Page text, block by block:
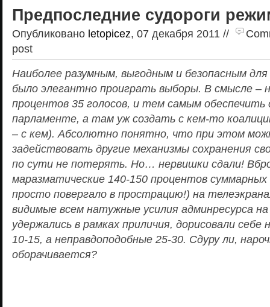
Предпоследние судороги
Опубликовано letopicez, 07 декабря 2011 //
post
Наиболее разумным, выгодным и безопасным
было элегантно проиграть выборы. В смысле –
процентов 35 голосов, и тем самым обеспечить
парламенте, а там уж создать с кем-то
– с кем). Абсолютно понятно, что при этом
задействовать другие механизмы сохранения
по сути не потерять. Но… нервишки сдали!
маразматические 140-150 процентов
просто повергало в прострацию!) на
видимые всем натужные усилия админресурса
удержались в рамках приличия, дорисовали
10-15, а неправдоподобные 25-30. Сдуру ли,
оборачивается?